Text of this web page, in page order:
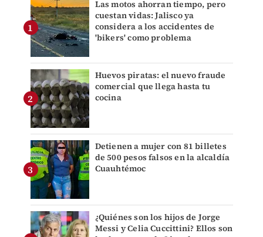
Las motos ahorran tiempo, pero
cuestan vidas: Jalisco ya
considera a los accidentes de
'bikers' como problema
Huevos piratas: el nuevo fraude
comercial que llega hasta tu
cocina
Detienen a mujer con 81 billetes
de 500 pesos falsos en la alcaldía
Cuauhtémoc
¿Quiénes son los hijos de Jorge
Messi y Celia Cuccittini? Ellos son